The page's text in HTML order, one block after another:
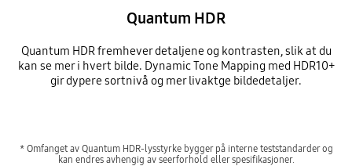
Quantum HDR
Quantum HDR fremhever detaljene og kontrasten, slik at du
kan se mer i hvert bilde. Dynamic Tone Mapping med HDR10+
gir dypere sortnivå og mer livaktge bildedetaljer.
* Omfanget av Quantum HDR-lysstyrke bygger på interne teststandarder og
kan endres avhengig av seerforhold eller spesifikasjoner.